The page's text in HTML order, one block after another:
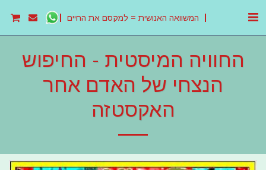
המשוואה האנושית = למקסם את החיים
החוויה המיסטית - החיפוש
הנצחי של האדם אחר
האקסטזה